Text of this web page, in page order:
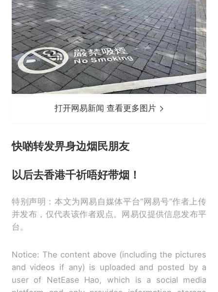
打开网易新闻 查看更多图片
快啲转发畀身边烟民朋友
以后去香港千祈唔好带烟！
特别声明：本文为网易自媒体平台“网易号”作者上传
并发布，仅代表该作者观点。网易仅提供信息发布平
台。
Notice: The content above (including the pictures
and videos if any) is uploaded and posted by a
user of NetEase Hao, which is a social media